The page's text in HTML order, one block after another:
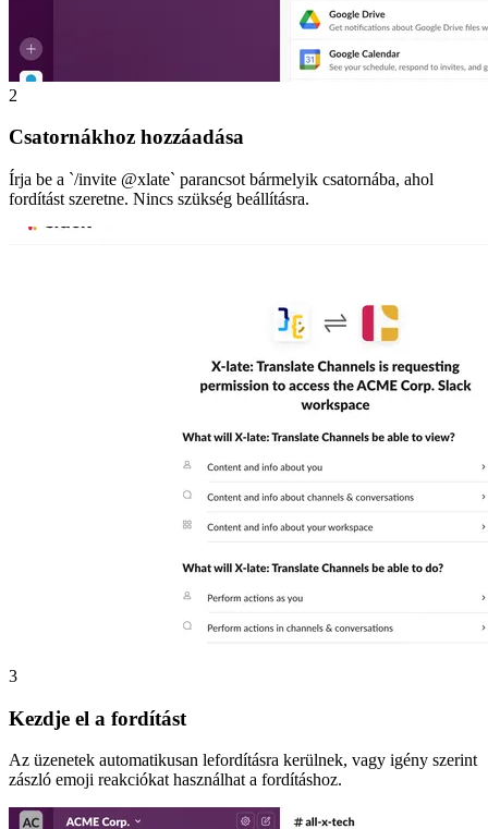
2
Csatornákhoz hozzáadása
Írja be a `/invite @xlate` parancsot bármelyik csatornába, ahol
fordítást szeretne. Nincs szükség beállításra.
3
Kezdje el a fordítást
Az üzenetek automatikusan lefordításra kerülnek, vagy igény szerint
zászló emoji reakciókat használhat a fordításhoz.